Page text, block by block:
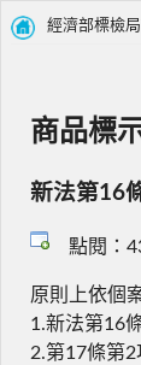
經濟部標檢
商品標
新法第16
點閱：
原則上依個
1.新法第16
2.第17條第